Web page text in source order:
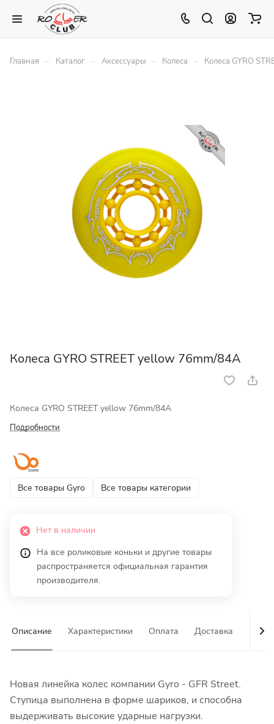
Главная – Каталог – Аксессуары – Колеса – Колеса GYRO
Колеса GYRO STREET yellow 76mm/84A
Колеса GYRO STREET yellow 76mm/84A
Подробности
Все товары Gyro Все товары категории
Нет в наличии
На все роликовые коньки и другие товары
распространяется официальная гарантия
производителя.
Описание Характеристики Оплата Доставка
Новая линейка колес компании Gyro - GFR Street.
Ступица выполнена в форме шариков, и способна
выдерживать высокие ударные нагрузки.